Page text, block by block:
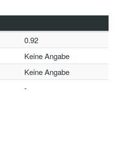
0.92
Keine Angabe
Keine Angabe
-